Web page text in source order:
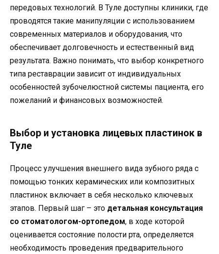
передовых технологий. В Туле доступны клиники, где
проводятся такие манипуляции с использованием
современных материалов и оборудования, что
обеспечивает долговечность и естественный вид
результата. Важно понимать, что выбор конкретного
типа реставрации зависит от индивидуальных
особенностей зубочелюстной системы пациента, его
пожеланий и финансовых возможностей.
Выбор и установка лицевых пластинок в
Туле
Процесс улучшения внешнего вида зубного ряда с
помощью тонких керамических или композитных
пластинок включает в себя несколько ключевых
этапов. Первый шаг – это детальная консультация
со стоматологом-ортопедом, в ходе которой
оценивается состояние полости рта, определяется
необходимость проведения предварительного